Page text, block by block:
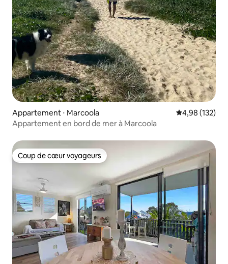
Appartement ⋅ Marcoola Évaluation
4,98 (132)
Appartement en bord de mer à Marcoola
Coup de cœur voyageurs
Coup de cœur voyageurs